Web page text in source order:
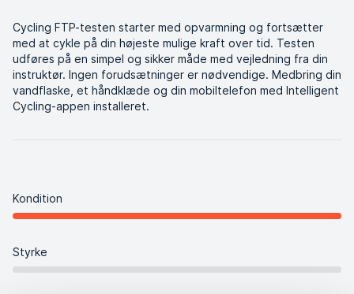
Cycling FTP-testen starter med opvarmning og fortsætter
med at cykle på din højeste mulige kraft over tid. Testen
udføres på en simpel og sikker måde med vejledning fra din
instruktør. Ingen forudsætninger er nødvendige. Medbring din
vandflaske, et håndklæde og din mobiltelefon med Intelligent
Cycling-appen installeret.
Kondition
Styrke